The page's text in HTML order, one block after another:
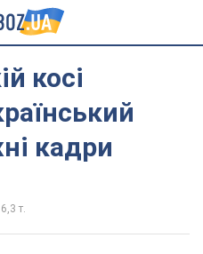
косі
кадри
т.